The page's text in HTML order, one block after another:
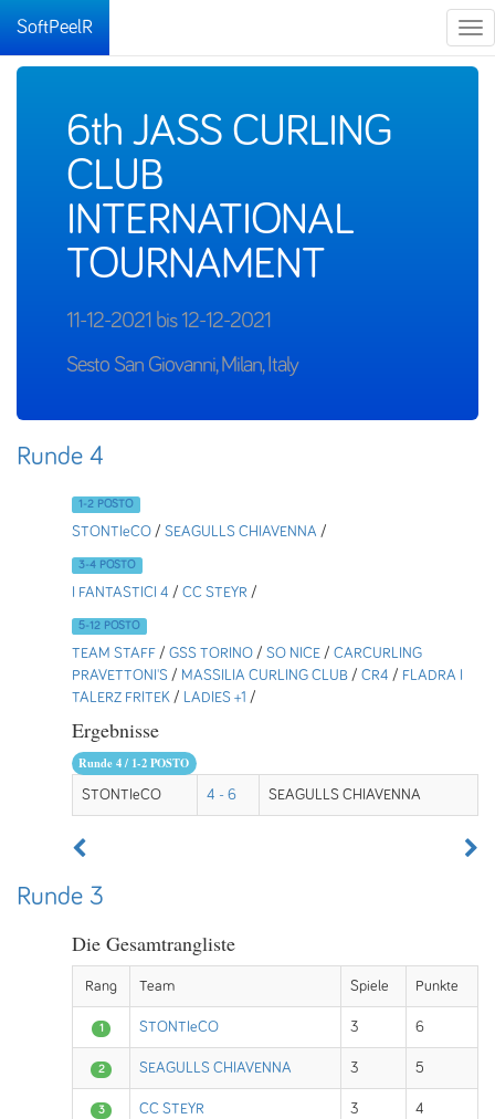
SoftPeelR
6th JASS CURLING
CLUB
INTERNATIONAL
TOURNAMENT
11-12-2021 bis 12-12-2021
Sesto San Giovanni, Milan, Italy
Runde 4
1-2 POSTO
STONTIeCO / SEAGULLS CHIAVENNA /
3-4 POSTO
I FANTASTICI 4 / CC STEYR /
5-12 POSTO
TEAM STAFF / GSS TORINO / SO NICE / CARCURLING
PRAVETTONI'S / MASSILIA CURLING CLUB / CR4 / FLADRA I
TALERZ FRITEK / LADIES +1 /
Ergebnisse
Runde 4 / 1-2 POSTO
STONTIeCO 4 - 6 SEAGULLS CHIAVENNA
Runde 3
Die Gesamtrangliste
Rang Team Spiele Punkte
1 STONTIeCO 3 6
2 SEAGULLS CHIAVENNA 3 5
3 CC STEYR 3 4